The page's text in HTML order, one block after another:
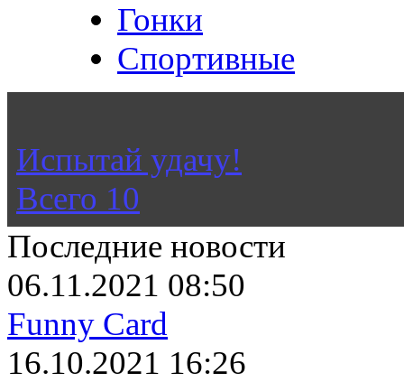
Гонки
Спортивные
Испытай удачу!
Всего 10
Последние новости
06.11.2021 08:50
Funny Card
16.10.2021 16:26